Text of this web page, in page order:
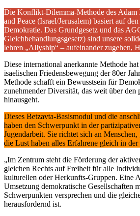
Die Konflikt-Dilemma-Methode des Adam
and Peace (Israel/Jerusalem) basiert auf
Demokratie. Das Grundgesetz und das
Gleichbehandlungsgesetz) sind unsere
lehren „Allyship“ – aufeinander zugehen,
Diese international anerkannte Methode
isaelischen Friedensbewegung der 80er
Methode schafft ein Bewusstsein für
zunehmender Diversität, das weit über
hinausgeht.
Dieses Betzavta-Basismodul und die
haben den Schwerpunkt in der
Jugendarbeit. Sie richtet sich an Menschen,
die Lust haben alles Erfahrene gleich in
„Im Zentrum steht die Förderung der
gleichen Rechts auf Freiheit für alle
kulturellen oder Herkunfts-Gruppen. Eine
Umsetzung demokratische Gesellschaften
Schwerpunkten versprechen und die
herausfordernd ist.